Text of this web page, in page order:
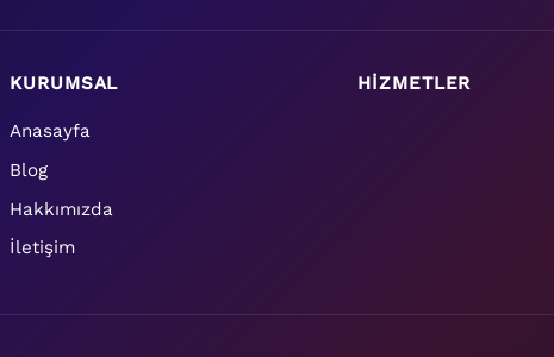
KURUMSAL
Anasayfa
Blog
Hakkımızda
İletişim
HİZMETLER